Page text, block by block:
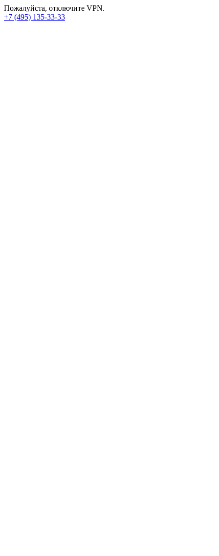
Пожалуйста, отключите VPN.
+7 (495) 135-33-33